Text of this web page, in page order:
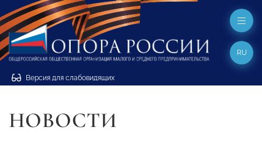
Версия для слабовидящих
RU
НОВОСТИ